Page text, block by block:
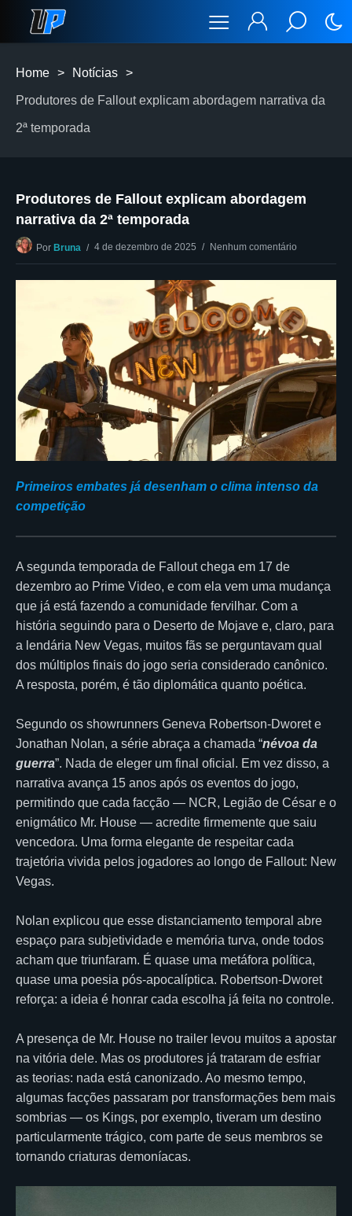
Home > Notícias >
Produtores de Fallout explicam abordagem narrativa da
2ª temporada
Produtores de Fallout explicam abordagem
narrativa da 2ª temporada
Por Bruna 4 de dezembro de 2025 Nenhum comentário
Primeiros embates já desenham o clima intenso da
competição
A segunda temporada de Fallout chega em 17 de
dezembro ao Prime Video, e com ela vem uma mudança
que já está fazendo a comunidade fervilhar. Com a
história seguindo para o Deserto de Mojave e, claro, para
a lendária New Vegas, muitos fãs se perguntavam qual
dos múltiplos finais do jogo seria considerado canônico.
A resposta, porém, é tão diplomática quanto poética.
Segundo os showrunners Geneva Robertson-Dworet e
Jonathan Nolan, a série abraça a chamada “névoa da
guerra”. Nada de eleger um final oficial. Em vez disso, a
narrativa avança 15 anos após os eventos do jogo,
permitindo que cada facção — NCR, Legião de César e o
enigmático Mr. House — acredite firmemente que saiu
vencedora. Uma forma elegante de respeitar cada
trajetória vivida pelos jogadores ao longo de Fallout: New
Vegas.
Nolan explicou que esse distanciamento temporal abre
espaço para subjetividade e memória turva, onde todos
acham que triunfaram. É quase uma metáfora política,
quase uma poesia pós-apocalíptica. Robertson-Dworet
reforça: a ideia é honrar cada escolha já feita no controle.
A presença de Mr. House no trailer levou muitos a apostar
na vitória dele. Mas os produtores já trataram de esfriar
as teorias: nada está canonizado. Ao mesmo tempo,
algumas facções passaram por transformações bem mais
sombrias — os Kings, por exemplo, tiveram um destino
particularmente trágico, com parte de seus membros se
tornando criaturas demoníacas.